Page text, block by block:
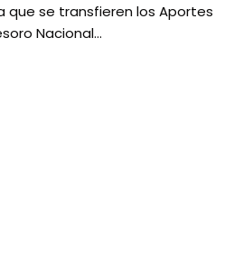
que se transfieren los Aportes
Nacional…